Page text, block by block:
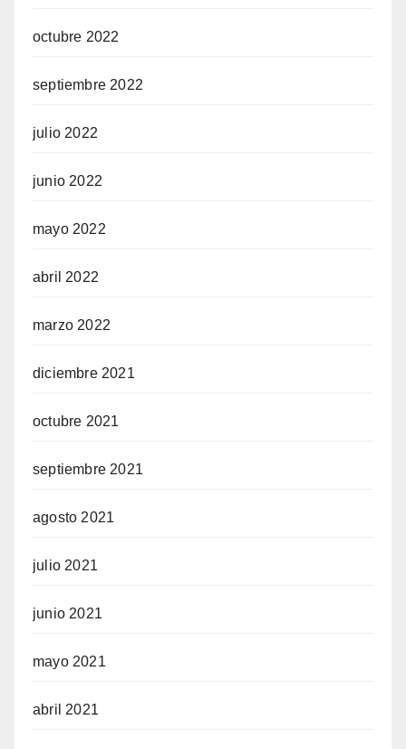
octubre 2022
septiembre 2022
julio 2022
junio 2022
mayo 2022
abril 2022
marzo 2022
diciembre 2021
octubre 2021
septiembre 2021
agosto 2021
julio 2021
junio 2021
mayo 2021
abril 2021